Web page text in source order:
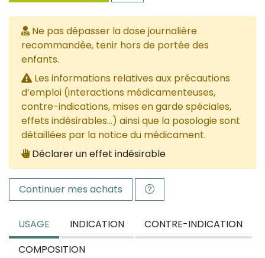
Ne pas dépasser la dose journalière
recommandée, tenir hors de portée des
enfants.
Les informations relatives aux précautions
d’emploi (interactions médicamenteuses,
contre-indications, mises en garde spéciales,
effets indésirables...) ainsi que la posologie sont
détaillées par la notice du médicament.
Déclarer un effet indésirable
Continuer mes achats
USAGE INDICATION
CONTRE-INDICATION
COMPOSITION